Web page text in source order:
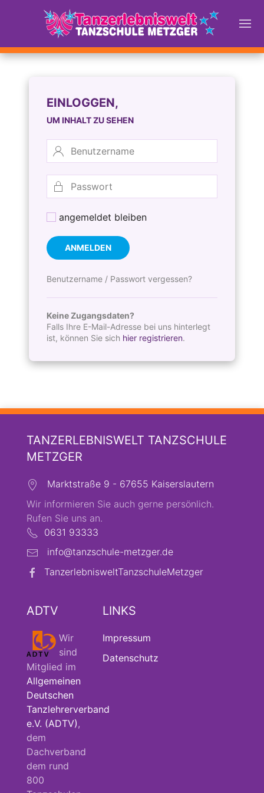
EINLOGGEN,
UM INHALT ZU SEHEN
angemeldet bleiben
ANMELDEN
Benutzername / Passwort vergessen?
Keine Zugangsdaten?
Falls Ihre E-Mail-Adresse bei uns hinterlegt
ist, können Sie sich hier registrieren.
TANZERLEBNISWELT TANZSCHULE
METZGER
Marktstraße 9 - 67655 Kaiserslautern
Wir informieren Sie auch gerne persönlich.
Rufen Sie uns an.
0631 93333
info@tanzschule-metzger.de
TanzerlebnisweltTanzschuleMetzger
ADTV
Wir
sind
Mitglied im
Allgemeinen
Deutschen
Tanzlehrerverband
e.V. (ADTV) ,
dem
Dachverband
dem rund
800
LINKS
Impressum
Datenschutz